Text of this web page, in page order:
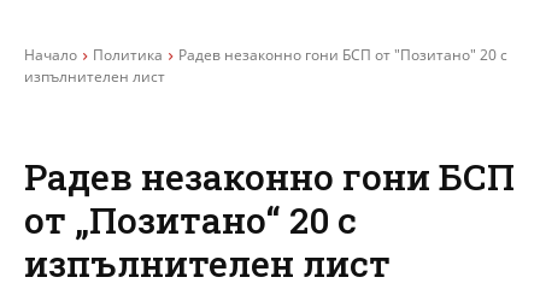
Начало Политика
Радев незаконно гони БСП от "Позитано" 20 с
изпълнителен лист
Радев незаконно гони БСП
от „Позитано“ 20 с
изпълнителен лист